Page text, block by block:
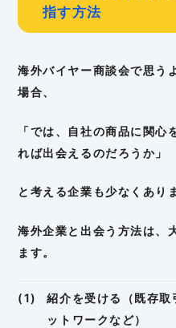
指す方法
海外バイヤー商談会で思う
場合、
「では、自社の商品に関心
れば出会えるのだろうか」
と考える企業も少なくあり
海外企業と出会う方法は、
ます。
紹介を受ける（既存
ットワークなど）